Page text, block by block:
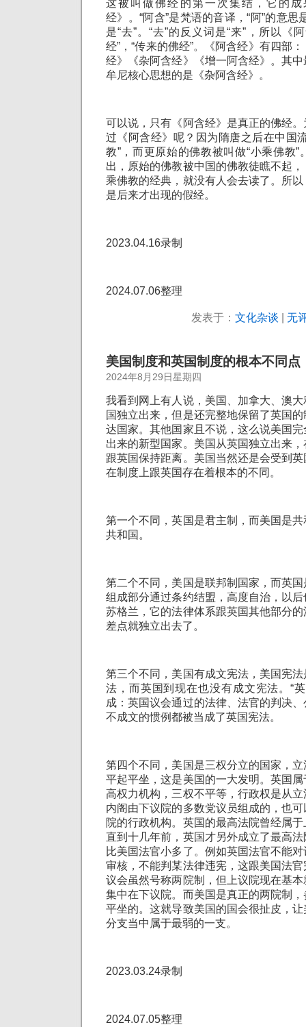
这被叫做佛经的第一次集结，它的
经》。“阿含”是梵语的音译，“阿”的意思
是“去”。“去”的反义词是“来”，所以《
经”，“传来的佛经”。《阿含经》有四部
经》《杂阿含经》《增一阿含经》。其
牟尼核心思想的是《杂阿含经》。
可以说，只有《阿含经》是真正的佛经
过《阿含经》呢？因为隋唐之后在中国
教”，而更原始的佛教被叫做“小乘佛教
出，原始的佛教被中国的佛教徒瞧不起
乘佛教的经典，就没有人会去读了。所
是后来才出现的假经。
2023.04.16录制
2024.07.06整理
发表于： 文化杂谈 无
美国制度和英国制度的根本不同点
2024年8月29日星期四
我看到网上有人说，美国、加拿大、澳
国独立出来，但是还完整地保留了英国
达国家。其他国家且不说，这么说美国
出来的新型国家。美国从英国独立出来
跟英国保持距离。美国当然还是会受到
在制度上跟英国存在着根本的不同。
第一个不同，英国是君主制，而美国是
共和国。
第二个不同，美国是联邦制国家，而英
组成部分通过条约结盟，高度自治，以
苏格兰，它的法律体系跟英国其他部分
差点就独立出去了。
第三个不同，美国有成文宪法，美国宪
法，而英国到现在也没有成文宪法。“
成：英国议会通过的法律、法官的判决
不成文的惯例都被当成了英国宪法。
第四个不同，美国是三权分立的国家，
平起平坐，这是美国的一大发明。英国
高权力机构，三权不平等，行政权是从
内阁由下议院的多数党议员组成的，也
院的行政机构。英国的最高法院曾经属
直到十几年前，英国才另外成立了最高
比美国法官小多了。例如英国法官不能
审核，不能判某法律违宪，这跟美国法
议会虽然号称两院制，但上议院现在基
集中在下议院。而美国是真正的两院制
平坐的。这就导致美国的国会很扯皮，
分支当中属于最弱的一支。
2023.03.24录制
2024.07.05整理